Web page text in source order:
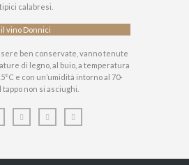
calabresi.
vino Donnici
ben conservate, vanno tenute
di legno, al buio, a temperatura
e con un’umidità intorno al 70-
tappo non si asciughi.